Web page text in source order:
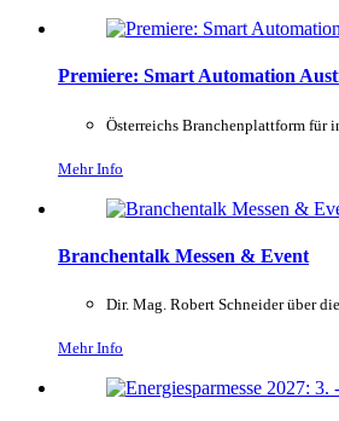
Premiere: Smart Automation
Österreichs Branchenplattform für
Mehr Info
Branchentalk Messen & Event
Dir. Mag. Robert Schneider über
Mehr Info